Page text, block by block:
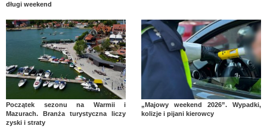
długi weekend
Początek sezonu na Warmii i
Mazurach. Branża turystyczna liczy
zyski i straty
„Majowy weekend 2026”. Wypadki,
kolizje i pijani kierowcy